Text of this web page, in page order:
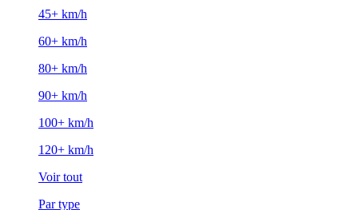
45+ km/h
60+ km/h
80+ km/h
90+ km/h
100+ km/h
120+ km/h
Voir tout
Par type